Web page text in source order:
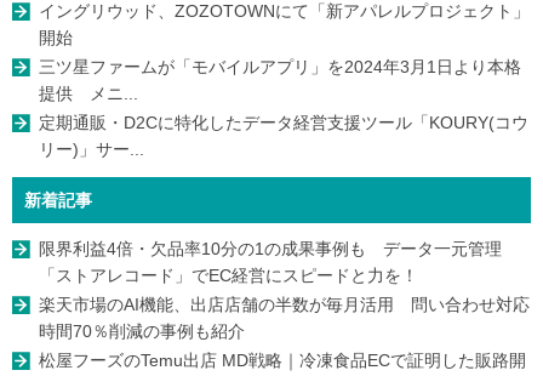
イングリウッド、ZOZOTOWNにて「新アパレルプロジェクト」
開始
三ツ星ファームが「モバイルアプリ」を2024年3月1日より本格
提供 メニ...
定期通販・D2Cに特化したデータ経営支援ツール「KOURY(コウ
リー)」サー...
新着記事
限界利益4倍・欠品率10分の1の成果事例も データ一元管理
「ストアレコード」でEC経営にスピードと力を！
楽天市場のAI機能、出店店舗の半数が毎月活用 問い合わせ対応
時間70％削減の事例も紹介
松屋フーズのTemu出店 MD戦略｜冷凍食品ECで証明した販路開